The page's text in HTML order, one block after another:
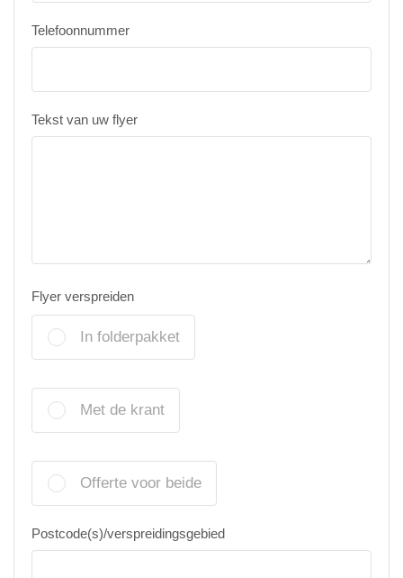
Telefoonnummer
Tekst van uw flyer
Flyer verspreiden
In folderpakket
Met de krant
Offerte voor beide
Postcode(s)/verspreidingsgebied